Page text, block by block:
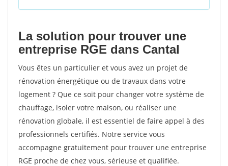
La solution pour trouver une
entreprise RGE dans Cantal
Vous êtes un particulier et vous avez un projet de
rénovation énergétique ou de travaux dans votre
logement ? Que ce soit pour changer votre système de
chauffage, isoler votre maison, ou réaliser une
rénovation globale, il est essentiel de faire appel à des
professionnels certifiés. Notre service vous
accompagne gratuitement pour trouver une entreprise
RGE proche de chez vous, sérieuse et qualifiée.